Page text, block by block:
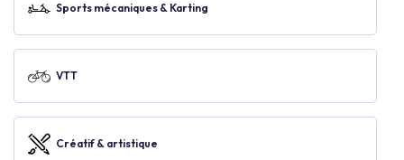
Sports mécaniques & Karting
VTT
Créatif & artistique